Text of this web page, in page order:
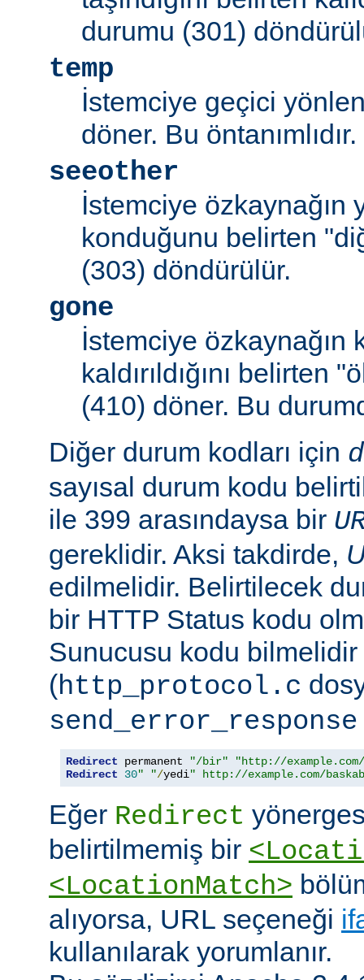
durumu (301)
temp
İstemciye geçici
döner. Bu öntanımlıdır.
seeother
İstemciye özkaynağın
konduğunu belirten
(303) döndürülür.
gone
İstemciye özkaynağın
kaldırıldığını belirten
(410) döner. Bu
Diğer durum kodları için
sayısal durum kodu
ile 399 arasındaysa bir
gereklidir. Aksi takdirde,
edilmelidir. Belirtilecek
bir HTTP Status kodu
Sunucusu kodu bilmelidir
(http_protocol.c
send_error_response
Redirect permanent "/bir"
"http://
Redirect
30" "/yedi" http://example.com/
Eğer Redirect
belirtilmemiş bir
<LocationMatch>
alıyorsa, URL seçeneği
kullanılarak yorumlanır.